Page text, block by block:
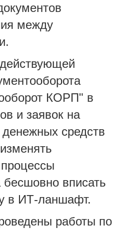
между
КОРП" в
и заявок на
средств
бесшовно вписать
в ИТ-ланшафт.
работы по